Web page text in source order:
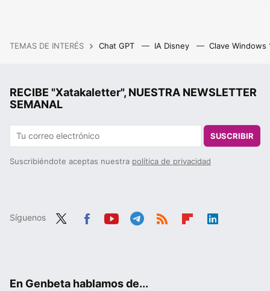
TEMAS DE INTERÉS Chat GPT IA Disney Clave Windows
RECIBE "Xatakaletter", NUESTRA NEWSLETTER
SEMANAL
SUSCRIBIR
Suscribiéndote aceptas nuestra política de privacidad
Síguenos
En Genbeta hablamos de...